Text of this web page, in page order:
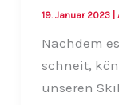
19. Januar 2023
Nachdem
schneit,
unseren